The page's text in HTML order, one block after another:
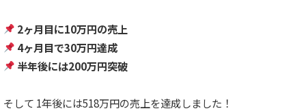
2ヶ月目に10万円の売上
4ヶ月目で30万円達成
半年後には200万円突破
そして 1年後には518万円の売上を達成しました！